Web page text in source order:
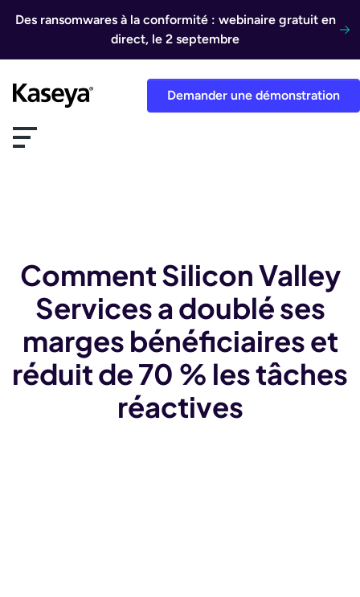
Des ransomwares à la conformité : webinaire gratuit en
direct, le 2 septembre
Demander une démonstration
Comment Silicon Valley
Services a doublé ses
marges bénéficiaires et
réduit de 70 % les tâches
réactives